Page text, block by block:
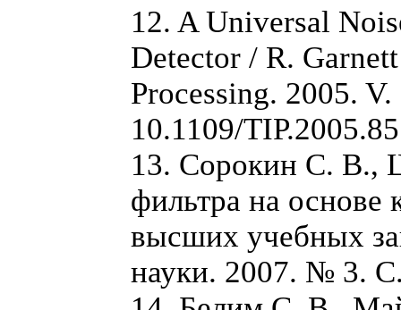
12. A Universal
Detector / R.
Processing. 2005.
10.1109/
13. Сорокин С. В.,
фильтра на основе
высших учебных
науки. 2007. № 3.